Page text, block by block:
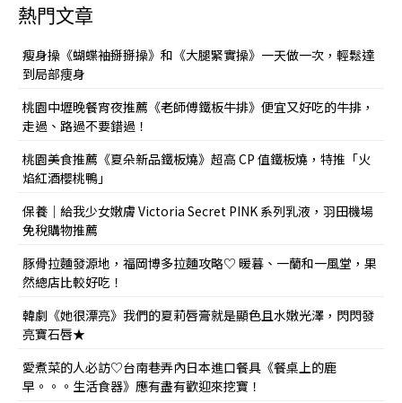
熱門文章
瘦身操《蝴蝶袖掰掰操》和《大腿緊實操》一天做一次，輕鬆達
到局部痩身
桃園中壢晚餐宵夜推薦《老師傅鐵板牛排》便宜又好吃的牛排，
走過、路過不要錯過！
桃園美食推薦《夏朵新品鐵板燒》超高 CP 值鐵板燒，特推「火
焰紅酒櫻桃鴨」
保養｜給我少女嫩膚 Victoria Secret PINK 系列乳液，羽田機場
免稅購物推薦
豚骨拉麵發源地，福岡博多拉麵攻略♡ 暖暮、一蘭和一風堂，果
然總店比較好吃！
韓劇《她很漂亮》我們的夏莉唇膏就是顯色且水嫩光澤，閃閃發
亮寶石唇★
愛煮菜的人必訪♡台南巷弄內日本進口餐具《餐桌上的鹿
早。。。生活食器》應有盡有歡迎來挖寶！